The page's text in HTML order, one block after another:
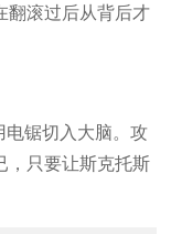
翻滚过后从背后才
电锯切入大脑。攻
，只要让斯克托斯